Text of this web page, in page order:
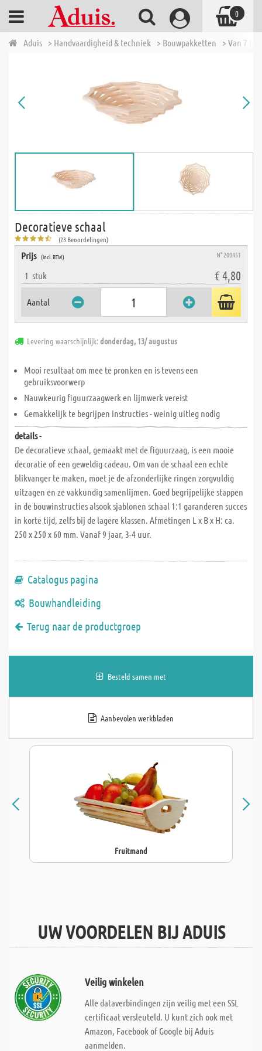
Aduis > Handvaardigheid & techniek > Bouwpakketten > Van 7 tot
Decoratieve schaal
(23 Beoordelingen)
Prijs (incl. BTW) N° 200451
1 stuk € 4,80
Aantal
Levering waarschijnlijk:donderdag, 13/ augustus
Mooi resultaat om mee te pronken en is tevens een
gebruiksvoorwerp
Nauwkeurig figuurzaagwerk en lijmwerk vereist
Gemakkelijk te begrijpen instructies - weinig uitleg nodig
details -
De decoratieve schaal, gemaakt met de figuurzaag, is een mooie
decoratie of een geweldig cadeau. Om van de schaal een echte
blikvanger te maken, moet je de afzonderlijke ringen zorgvuldig
uitzagen en ze vakkundig samenlijmen. Goed begrijpelijke stappen
in de bouwinstructies alsook sjablonen schaal 1:1 garanderen succes
in korte tijd, zelfs bij de lagere klassen. Afmetingen L x B x H: ca.
250 x 250 x 60 mm. Vanaf 9 jaar, 3-4 uur.
Catalogus pagina
Bouwhandleiding
Terug naar de productgroep
Besteld samen met
Aanbevolen werkbladen
Fruitmand
UW VOORDELEN BIJ ADUIS
Veilig winkelen
Alle dataverbindingen zijn veilig met een SSL
certificaat versleuteld. U kunt zich ook met
Amazon, Facebook of Google bij Aduis
aanmelden.
0